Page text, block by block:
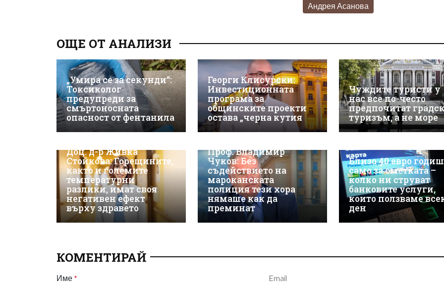
Андрея Асанова
ОЩЕ ОТ АНАЛИЗИ
„Умира се за секунди“:
Токсиколог
предупреди за
смъртоносната
опасност от фентанила
Георги Клисурски:
Инвестиционната
програма за
общинските проекти
остава „черна кутия
Чуждите туристи у
нас все по-често
предпочитат
туризъм, а не море
Доц. д-р Живка
Стойкова: Горещините,
както и големите
температурни
разлики, имат своя
негативен ефект
върху здравето
Проф. Владимир
Чуков: Без
съдействието на
мароканската
полиция тези хора
нямаше как да
преминат
Близо 40 евро
само за сметката –
колко ни струват
банковите услуги,
които ползваме
ден
КОМЕНТИРАЙ
Име * Email